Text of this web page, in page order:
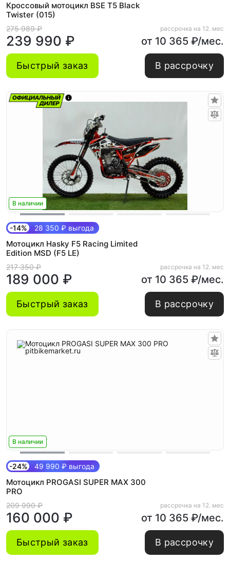
Кроссовый мотоцикл BSE T5 Black
Twister (015)
275 989 ₽
239 990 ₽
рассрочка на 12. мес
от 10 365 ₽/мес.
Быстрый заказ В рассрочку
В наличии
-14% 28 350 ₽ выгода
Мотоцикл Hasky F5 Racing Limited
Edition MSD (F5 LE)
217 350 ₽
189 000 ₽
рассрочка на 12. мес
от 10 365 ₽/мес.
Быстрый заказ В рассрочку
В наличии
-24% 49 990 ₽ выгода
Мотоцикл PROGASI SUPER MAX 300
PRO
209 990 ₽
160 000 ₽
рассрочка на 12. мес
от 10 365 ₽/мес.
Быстрый заказ В рассрочку